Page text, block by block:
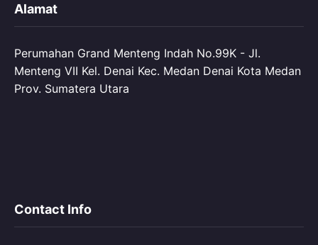
Alamat
Perumahan Grand Menteng Indah No.99K - Jl.
Menteng VII Kel. Denai Kec. Medan Denai Kota Medan
Prov. Sumatera Utara
Contact Info